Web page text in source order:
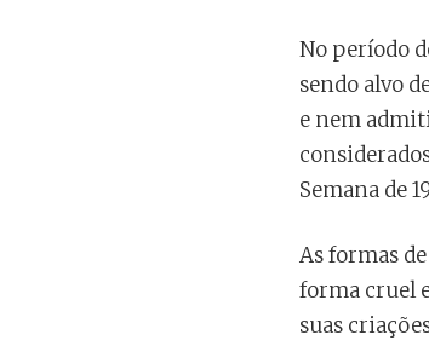
No período
sendo alvo
e nem
Semana de
As formas
forma cruel
suas